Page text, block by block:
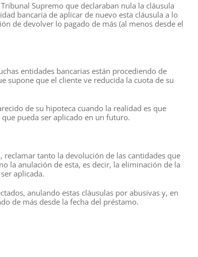
Supremo que declaraban nula la cláusula
bancaria de aplicar de nuevo esta cláusula a lo
de devolver lo pagado de más (al menos desde el
entidades bancarias están procediendo de
supone que el cliente ve reducida la cuota de su
de su hipoteca cuando la realidad es que
pueda ser aplicado en un futuro.
tanto la devolución de las cantidades que
la anulación de esta, es decir, la eliminación de la
aplicada.
anulando estas cláusulas por abusivas y, en
de más desde la fecha del préstamo.